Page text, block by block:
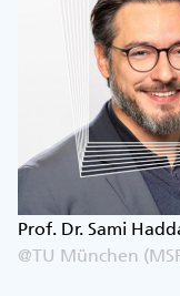
Prof. Dr. Sami
@TU München